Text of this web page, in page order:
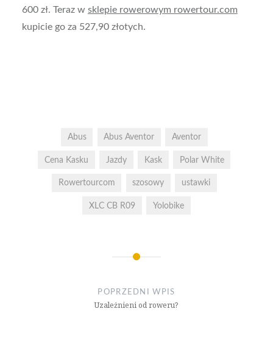
600 zł. Teraz w sklepie rowerowym rowertour.com
kupicie go za 527,90 złotych.
Abus Abus Aventor Aventor
Cena Kasku Jazdy Kask Polar White
Rowertourcom szosowy ustawki
XLC CB R09 Yolobike
POPRZEDNI WPIS
Uzależnieni od roweru?